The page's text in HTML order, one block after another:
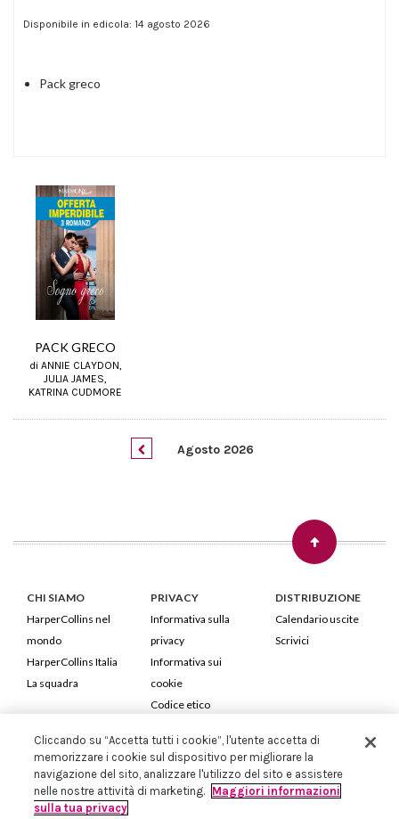
Disponibile in edicola: 14 agosto 2026
Pack greco
PACK GRECO
di ANNIE CLAYDON,
JULIA JAMES,
KATRINA CUDMORE
Agosto 2026
CHI SIAMO
HarperCollins nel
mondo
HarperCollins Italia
La squadra
PRIVACY
Informativa sulla
privacy
Informativa sui
cookie
Codice etico
DISTRIBUZIONE
Calendario uscite
Scrivici
HarperCollins Italia S.p.A. Viale Monte Nero, 84 - 20135 Milano
Cod. Fiscale e P.IVA 05946780151 - Capitale Sociale 258.250 €
Iscritta in Milano al Registro delle imprese nr.198004 e REA nr.1051898
Cliccando su “Accetta tutti i cookie”, l'utente accetta di
memorizzare i cookie sul dispositivo per migliorare la
navigazione del sito, analizzare l'utilizzo del sito e assistere
nelle nostre attività di marketing. Maggiori informazioni
sulla tua privacy